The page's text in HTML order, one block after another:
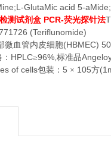
GlutaMic acid 5-
检测试剂盒 PCR-荧光探针法
(Teriflunomide)
微血管内皮细胞(HBMEC)
HPLC≥96%, 标准品
of cells包装： 5 × 105方